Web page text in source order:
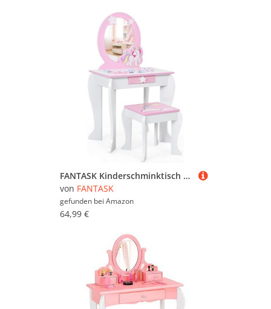
FANTASK Kinderschminktisch mit Schublade und abnehmbarem Spiegel, Prinzessinnenschminktisch mit Hocker, rosa und weißer Schminktisch für Mädchen von 3-7 Jahren
von FANTASK
gefunden bei Amazon
64,99 €